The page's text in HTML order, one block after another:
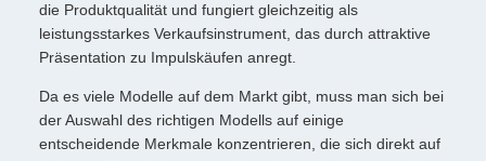
die Produktqualität und fungiert gleichzeitig als
leistungsstarkes Verkaufsinstrument, das durch attraktive
Präsentation zu Impulskäufen anregt.
Da es viele Modelle auf dem Markt gibt, muss man sich bei
der Auswahl des richtigen Modells auf einige
entscheidende Merkmale konzentrieren, die sich direkt auf